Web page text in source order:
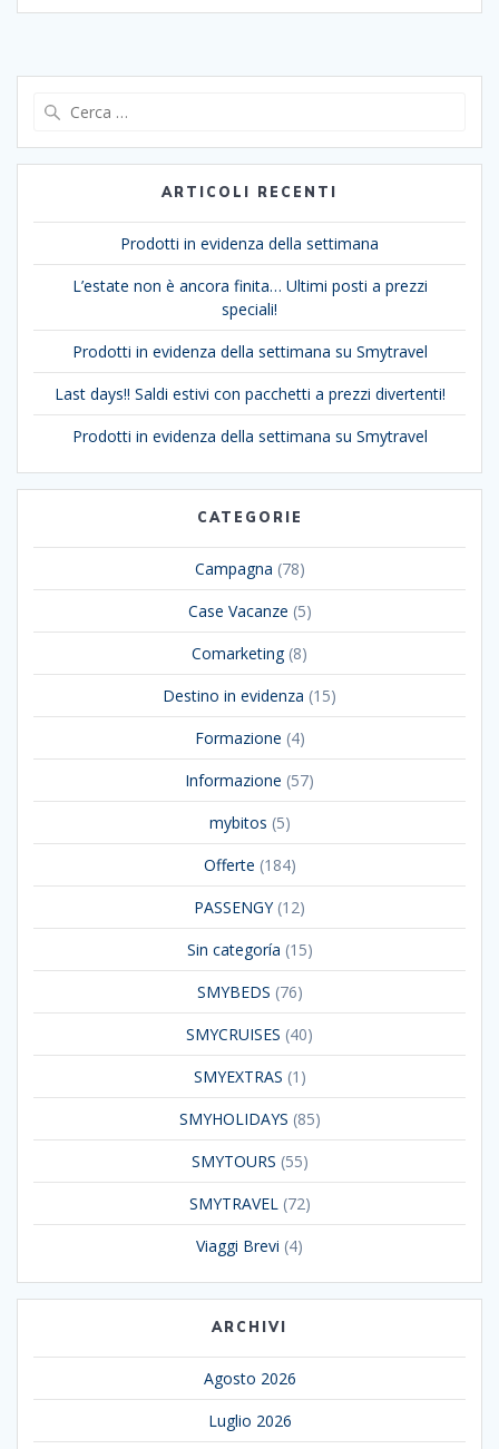
ARTICOLI RECENTI
Prodotti in evidenza della settimana
L’estate non è ancora finita… Ultimi posti a prezzi
speciali!
Prodotti in evidenza della settimana su Smytravel
Last days!! Saldi estivi con pacchetti a prezzi divertenti!
Prodotti in evidenza della settimana su Smytravel
CATEGORIE
Campagna (78)
Case Vacanze (5)
Comarketing(8)
Destino in evidenza (15)
Formazione (4)
Informazione (57)
mybitos (5)
Offerte (184)
PASSENGY(12)
Sin categoría (15)
SMYBEDS (76)
SMYCRUISES (40)
SMYEXTRAS (1)
SMYHOLIDAYS (85)
SMYTOURS (55)
SMYTRAVEL(72)
Viaggi Brevi (4)
ARCHIVI
Agosto 2026
Luglio 2026